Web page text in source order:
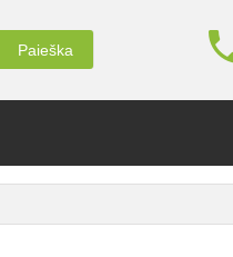
Paieška